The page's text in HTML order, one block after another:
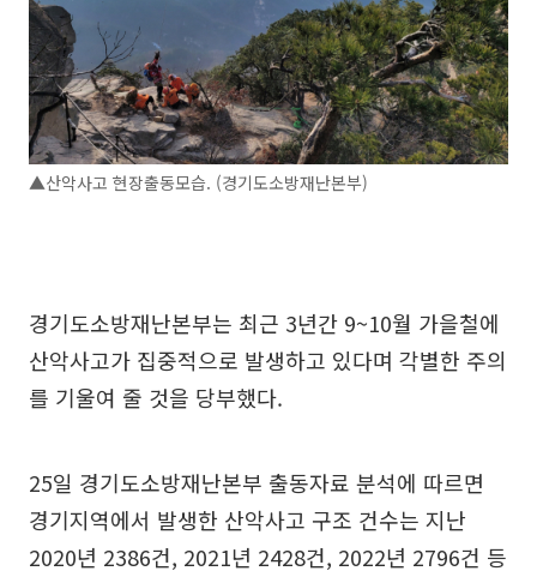
▲산악사고 현장출동모습. (경기도소방재난본부)
경기도소방재난본부는 최근 3년간 9~10월 가을철에
산악사고가 집중적으로 발생하고 있다며 각별한 주의
를 기울여 줄 것을 당부했다.
25일 경기도소방재난본부 출동자료 분석에 따르면
경기지역에서 발생한 산악사고 구조 건수는 지난
2020년 2386건, 2021년 2428건, 2022년 2796건 등